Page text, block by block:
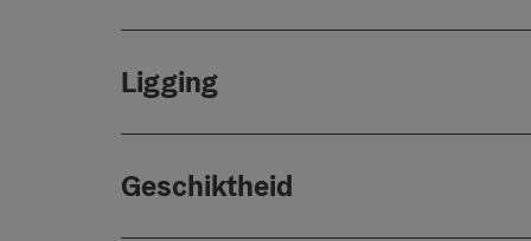
Ligging
Geschiktheid